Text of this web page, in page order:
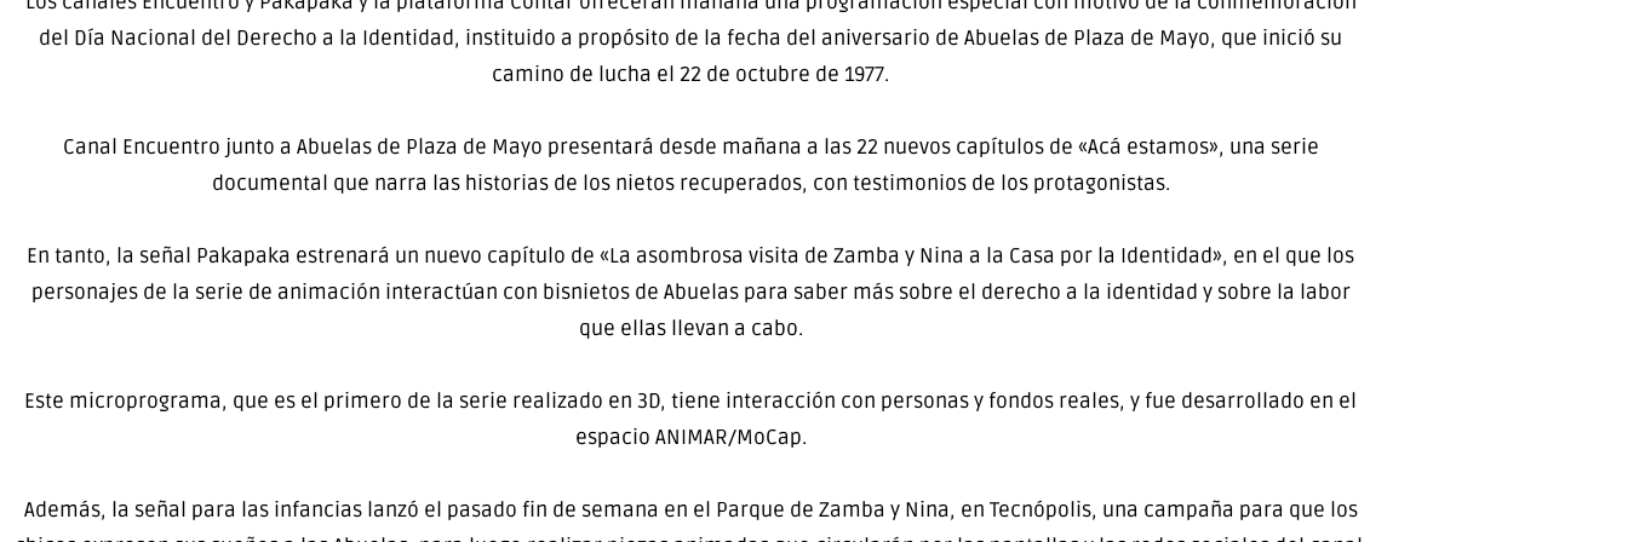
del Día Nacional del Derecho a la Identidad, instituido a propósito de la fecha del aniversario de Abuelas de Plaza de Mayo, que inició su
camino de lucha el 22 de octubre de 1977.
Canal Encuentro junto a Abuelas de Plaza de Mayo presentará desde mañana a las 22 nuevos capítulos de «Acá estamos», una serie
documental que narra las historias de los nietos recuperados, con testimonios de los protagonistas.
En tanto, la señal Pakapaka estrenará un nuevo capítulo de «La asombrosa visita de Zamba y Nina a la Casa por la Identidad», en el que los
personajes de la serie de animación interactúan con bisnietos de Abuelas para saber más sobre el derecho a la identidad y sobre la labor
que ellas llevan a cabo.
Este microprograma, que es el primero de la serie realizado en 3D, tiene interacción con personas y fondos reales, y fue desarrollado en el
espacio ANIMAR/MoCap.
Además, la señal para las infancias lanzó el pasado fin de semana en el Parque de Zamba y Nina, en Tecnópolis, una campaña para que los